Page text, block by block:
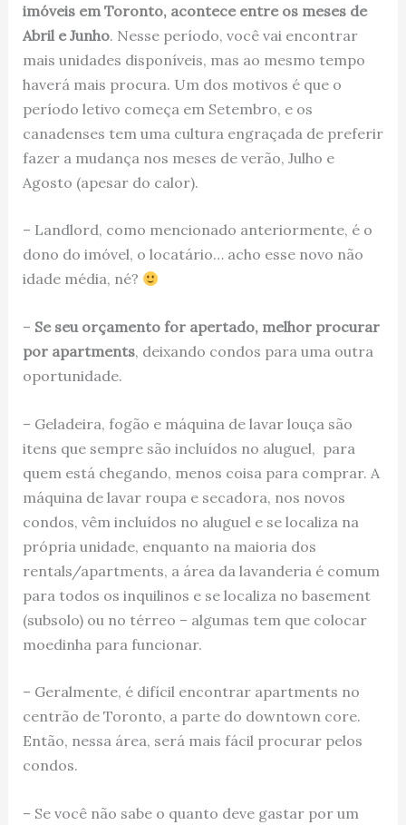
imóveis em Toronto, acontece entre os meses de
Abril e Junho. Nesse período, você vai encontrar
mais unidades disponíveis, mas ao mesmo tempo
haverá mais procura. Um dos motivos é que o
período letivo começa em Setembro, e os
canadenses tem uma cultura engraçada de preferir
fazer a mudança nos meses de verão, Julho e
Agosto (apesar do calor).
– Landlord, como mencionado anteriormente, é o
dono do imóvel, o locatário… acho esse novo não
idade média, né?
– Se seu orçamento for apertado, melhor procurar
por apartments, deixando condos para uma outra
oportunidade.
– Geladeira, fogão e máquina de lavar louça são
itens que sempre são incluídos no aluguel, para
quem está chegando, menos coisa para comprar. A
máquina de lavar roupa e secadora, nos novos
condos, vêm incluídos no aluguel e se localiza na
própria unidade, enquanto na maioria dos
rentals/apartments, a área da lavanderia é comum
para todos os inquilinos e se localiza no basement
(subsolo) ou no térreo – algumas tem que colocar
moedinha para funcionar.
– Geralmente, é difícil encontrar apartments no
centrão de Toronto, a parte do downtown core.
Então, nessa área, será mais fácil procurar pelos
condos.
– Se você não sabe o quanto deve gastar por um